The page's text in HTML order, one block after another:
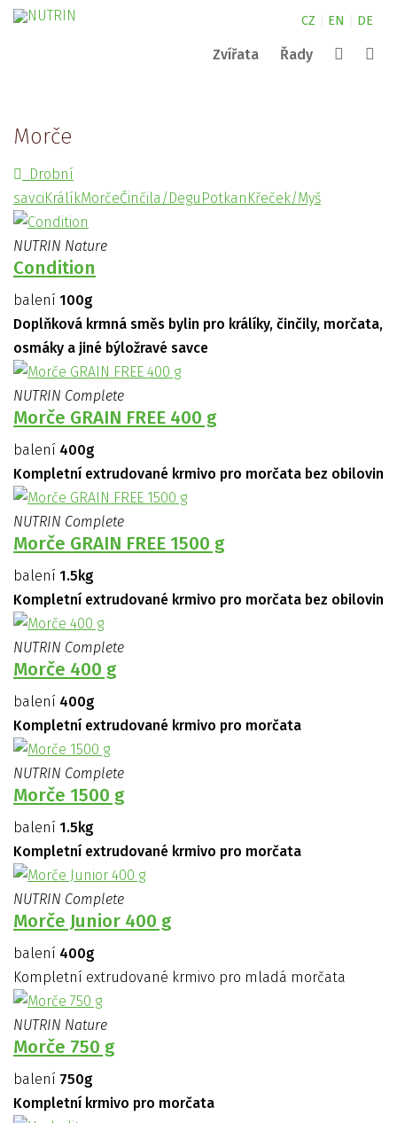
CZ EN DE
Zvířata Řady
Aquarium
Darwin´s
Vyhledat
Morče
Drobní
savciKrálíkMorčeČinčila/Degu Potkan Křeček/Myš
NUTRIN Nature
Condition
balení 100g
Doplňková krmná směs bylin pro králíky, činčily, morčata,
osmáky a jiné býložravé savce
NUTRIN Complete
Morče GRAIN FREE 400 g
balení 400g
Kompletní extrudované krmivo pro morčata bez obilovin
NUTRIN Complete
Morče GRAIN FREE 1500 g
balení 1.5kg
Kompletní extrudované krmivo pro morčata bez obilovin
NUTRIN Complete
Morče 400 g
balení 400g
Kompletní extrudované krmivo pro morčata
NUTRIN Complete
Morče 1500 g
balení 1.5kg
Kompletní extrudované krmivo pro morčata
NUTRIN Complete
Morče Junior 400 g
balení 400g
Kompletní extrudované krmivo pro mladá morčata
NUTRIN Nature
Morče 750 g
balení 750g
Kompletní krmivo pro morčata